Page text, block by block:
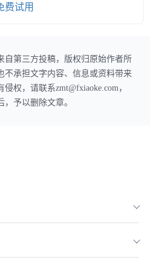
费试用
自第三方投稿，版权归原始作者所
不承担文字内容、信息或资料带来
权，请联系zmt@fxiaoke.com，
予以删除文章。